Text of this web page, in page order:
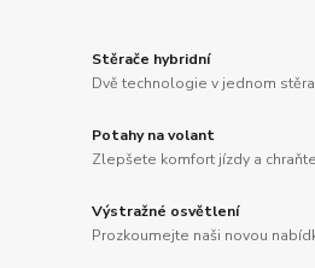
Stěrače hybridní
Dvě technologie v jednom
Potahy na volant
Zlepšete komfort jízdy a
Výstražné osvětlení
Prozkoumejte naši novou